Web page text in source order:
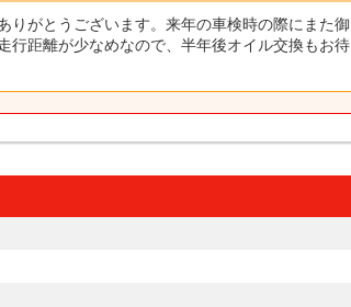
りがとうございます。来年の車検時の際にまた御
行距離が少なめなので、半年後オイル交換もお待